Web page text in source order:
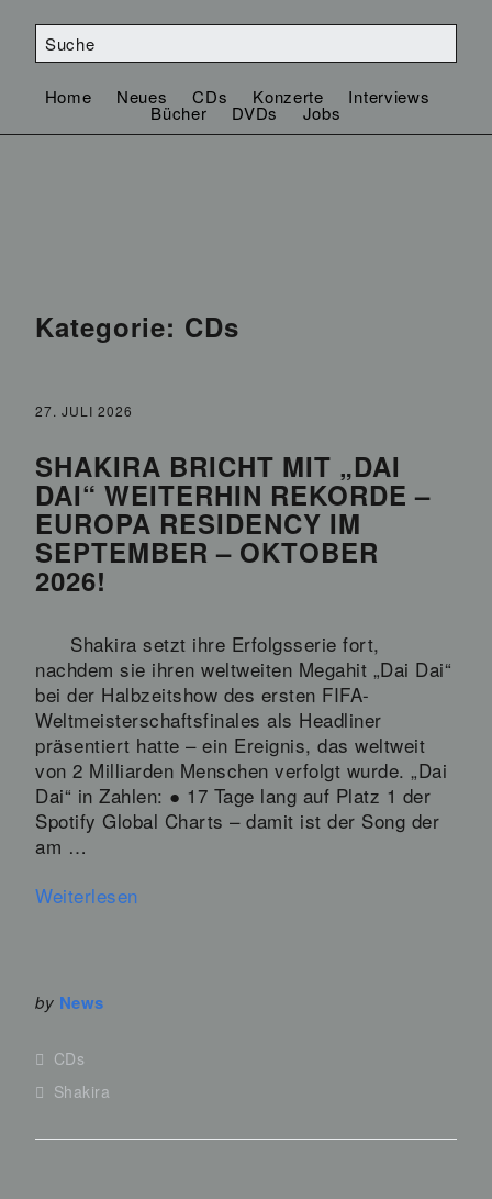
Home Neues CDs Konzerte Interviews
Bücher DVDs Jobs
Kategorie: CDs
27. JULI 2026
SHAKIRA BRICHT MIT „DAI
DAI“ WEITERHIN REKORDE –
EUROPA RESIDENCY IM
SEPTEMBER – OKTOBER
2026!
Shakira setzt ihre Erfolgsserie fort,
nachdem sie ihren weltweiten Megahit „Dai Dai“
bei der Halbzeitshow des ersten FIFA-
Weltmeisterschaftsfinales als Headliner
präsentiert hatte – ein Ereignis, das weltweit
von 2 Milliarden Menschen verfolgt wurde. „Dai
Dai“ in Zahlen: ● 17 Tage lang auf Platz 1 der
Spotify Global Charts – damit ist der Song der
am …
Weiterlesen
by News
CDs
Shakira